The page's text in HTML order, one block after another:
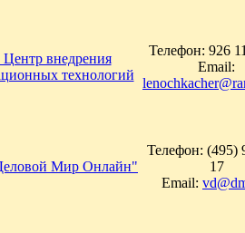
внедрения
технологий
Телефон: 926
Email:
Мир Онлайн"
Телефон: (495)
17
Email: